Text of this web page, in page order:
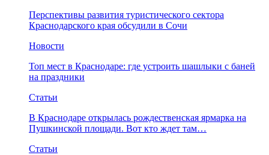
Перспективы развития туристического сектора
Краснодарского края обсудили в Сочи
Новости
Топ мест в Краснодаре: где устроить шашлыки с баней
на праздники
Статьи
В Краснодаре открылась рождественская ярмарка на
Пушкинской площади. Вот кто ждет там…
Статьи